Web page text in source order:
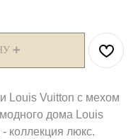
➕
Louis Vuitton с мехом
дома Louis
коллекция люкс.